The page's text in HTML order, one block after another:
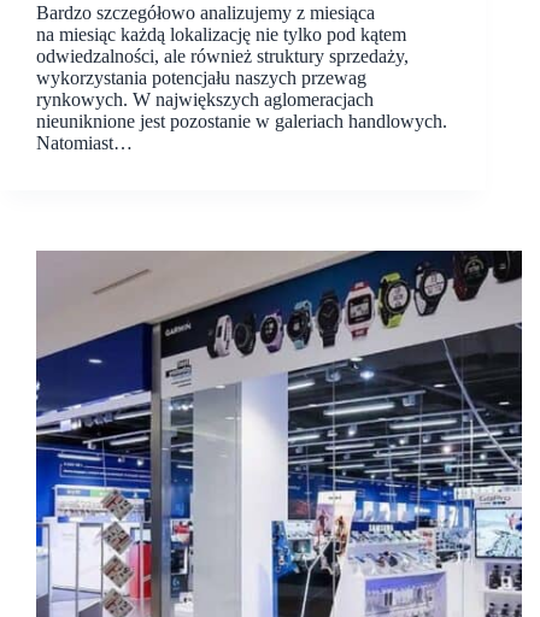
Bardzo szczegółowo analizujemy z miesiąca
na miesiąc każdą lokalizację nie tylko pod kątem
odwiedzalności, ale również struktury sprzedaży,
wykorzystania potencjału naszych przewag
rynkowych. W największych aglomeracjach
nieuniknione jest pozostanie w galeriach handlowych.
Natomiast…